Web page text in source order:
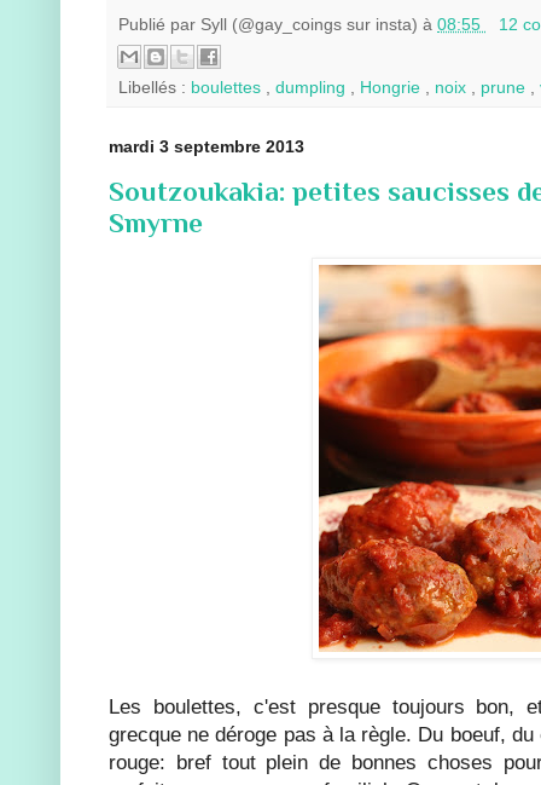
Publié par Syll (@gay_coings sur insta) à 08:55 12
Libellés : boulettes dumpling Hongrie noix prune
mardi 3 septembre 2013
Soutzoukakia: petites saucisses
Smyrne
Les boulettes, c'est presque toujours bon,
grecque ne déroge pas à la règle. Du boeuf,
rouge: bref tout plein de bonnes choses